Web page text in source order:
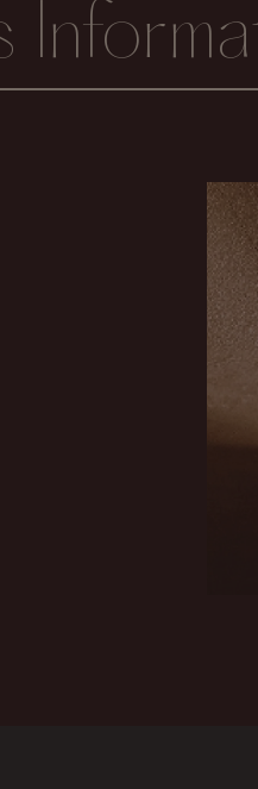
Video explicativo sobre el procedimiento de la extracción de